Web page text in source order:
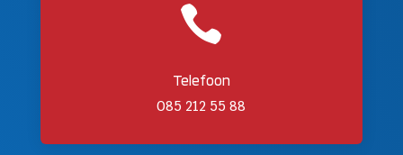

Telefoon
085 212 55 88